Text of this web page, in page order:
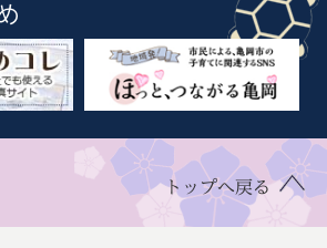
トップへ戻る